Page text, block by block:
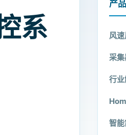
系
产
风
采
行
智